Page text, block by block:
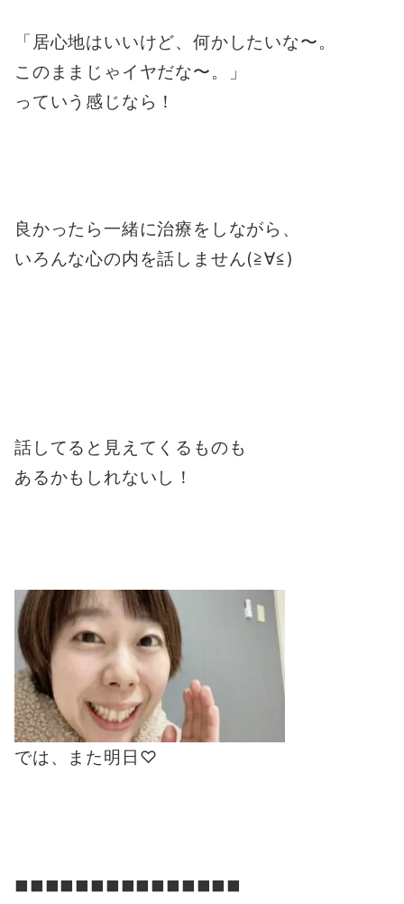
「居心地はいいけど、何かしたいな〜。
このままじゃイヤだな〜。」
っていう感じなら！
良かったら一緒に治療をしながら、
いろんな心の内を話しません(≧∀≦)
話してると見えてくるものも
あるかもしれないし！
では、また明日♡
◼︎◼︎◼︎◼︎◼︎◼︎◼︎◼︎◼︎◼︎◼︎◼︎◼︎◼︎◼︎